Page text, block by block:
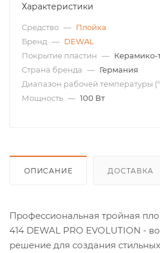
Характеристики
Средство — Плойка
Бренд — DEWAL
Покрытие пластин — Керамико-
Страна бренда — Германия
Диапазон рабочей температуры
Мощность — 100 Вт
ОПИСАНИЕ ДОСТАВКА
Профессиональная тройная
414 DEWAL PRO EVOLUTION -
решение для создания